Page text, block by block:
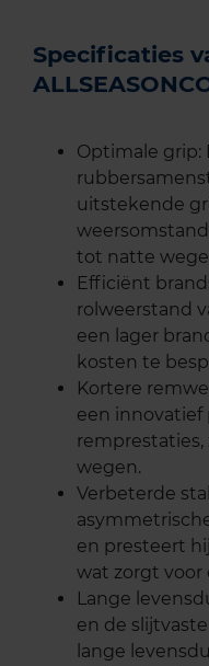
Specificaties
Optimale grip:
uitstekende
tot natte
Efficiënt
rolweerstand
een lager
kosten te
Kortere
een innovatief
remprestaties,
wegen.
Verbeterde
en presteert
wat zorgt voor
Lange
en de
lange